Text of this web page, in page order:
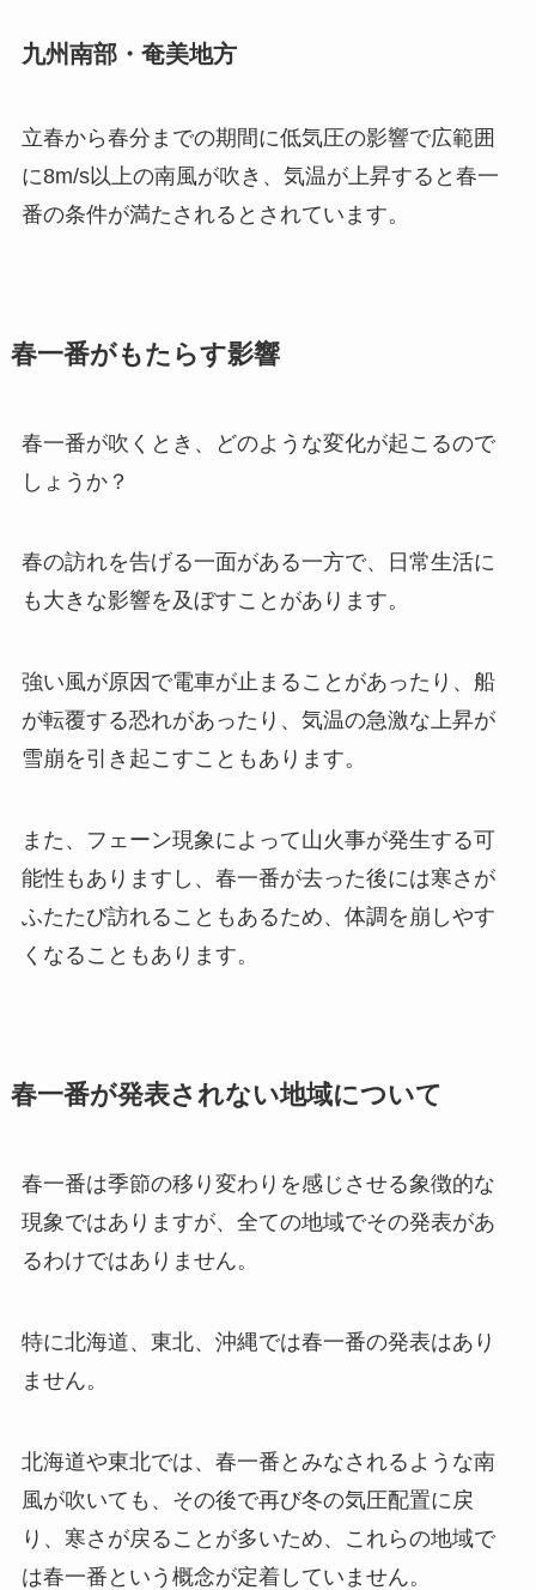
九州南部・奄美地方
立春から春分までの期間に低気圧の影響で広範囲
に8m/s以上の南風が吹き、気温が上昇すると春一
番の条件が満たされるとされています。
春一番がもたらす影響
春一番が吹くとき、どのような変化が起こるので
しょうか？
春の訪れを告げる一面がある一方で、日常生活に
も大きな影響を及ぼすことがあります。
強い風が原因で電車が止まることがあったり、船
が転覆する恐れがあったり、気温の急激な上昇が
雪崩を引き起こすこともあります。
また、フェーン現象によって山火事が発生する可
能性もありますし、春一番が去った後には寒さが
ふたたび訪れることもあるため、体調を崩しやす
くなることもあります。
春一番が発表されない地域について
春一番は季節の移り変わりを感じさせる象徴的な
現象ではありますが、全ての地域でその発表があ
るわけではありません。
特に北海道、東北、沖縄では春一番の発表はあり
ません。
北海道や東北では、春一番とみなされるような南
風が吹いても、その後で再び冬の気圧配置に戻
り、寒さが戻ることが多いため、これらの地域で
は春一番という概念が定着していません。